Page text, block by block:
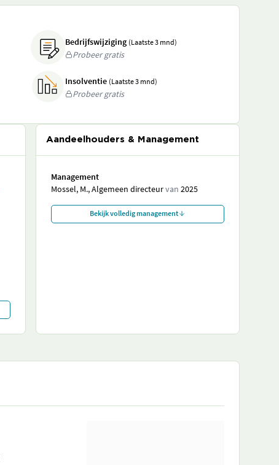
Bedrijfswijziging (Laatste 3 mnd)
Probeer gratis
Insolventie (Laatste 3 mnd)
Probeer gratis
Aandeelhouders & Management
Management
Mossel, M., Algemeen directeurvan 2025
Bekijk volledig management